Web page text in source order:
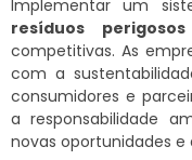
Implementar um
resíduos perigosos
competitivas. As
com a
consumidores e
a responsabilidade
novas oportunidades